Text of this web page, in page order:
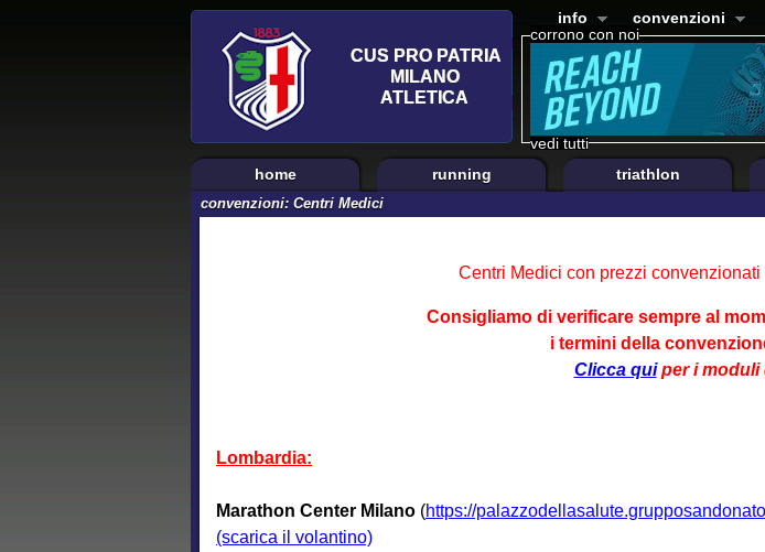
corrono con noi
vedi tutti
info convenzioni
home running triathlon
convenzioni: Centri Medici
Centri Medici con prezzi
Consigliamo di verificare sempre al
i termini della
Clicca quiper i moduli
Lombardia:
Marathon Center Milano (https://
(scarica il volantino)